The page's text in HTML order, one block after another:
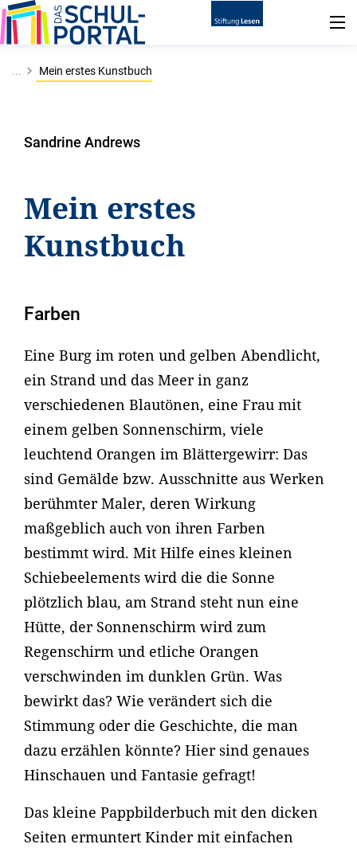
... Mein erstes Kunstbuch
Sandrine Andrews
Mein erstes
Kunstbuch
Farben
Eine Burg im roten und gelben Abendlicht,
ein Strand und das Meer in ganz
verschiedenen Blautönen, eine Frau mit
einem gelben Sonnenschirm, viele
leuchtend Orangen im Blättergewirr: Das
sind Gemälde bzw. Ausschnitte aus Werken
berühmter Maler, deren Wirkung
maßgeblich auch von ihren Farben
bestimmt wird. Mit Hilfe eines kleinen
Schiebeelements wird die die Sonne
plötzlich blau, am Strand steht nun eine
Hütte, der Sonnenschirm wird zum
Regenschirm und etliche Orangen
verschwinden im dunklen Grün. Was
bewirkt das? Wie verändert sich die
Stimmung oder die Geschichte, die man
dazu erzählen könnte? Hier sind genaues
Hinschauen und Fantasie gefragt!
Das kleine Pappbilderbuch mit den dicken
Seiten ermuntert Kinder mit einfachen